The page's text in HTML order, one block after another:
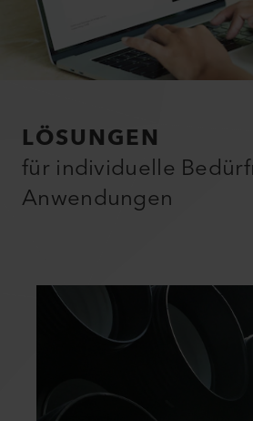
LÖSUNGEN
für individuelle
Anwendungen